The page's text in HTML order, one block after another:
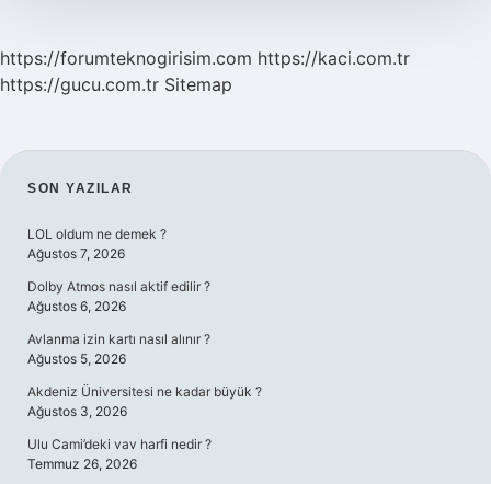
https://forumteknogirisim.com https://kaci.com.tr
https://gucu.com.tr Sitemap
SIDEBAR
SON YAZILAR
LOL oldum ne demek ?
Ağustos 7, 2026
Dolby Atmos nasıl aktif edilir ?
Ağustos 6, 2026
Avlanma izin kartı nasıl alınır ?
Ağustos 5, 2026
Akdeniz Üniversitesi ne kadar büyük ?
Ağustos 3, 2026
Ulu Cami’deki vav harfi nedir ?
Temmuz 26, 2026